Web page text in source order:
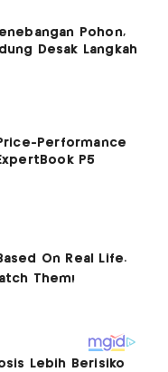
Pohon,
Desak Langkah
Performance
P5
Lebih Berisiko